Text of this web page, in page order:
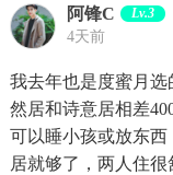
阿锋C Lv.3
4天前
我去年也是度蜜月
然居和诗意居相差
可以睡小孩或放东
居就够了，两人住